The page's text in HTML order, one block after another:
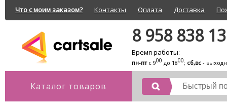
Что с моим заказом? Контакты Оплата Доставка
8 958 838
Время работы:
пн-птс 900 до 1800; сб,вс -
Каталог товаров